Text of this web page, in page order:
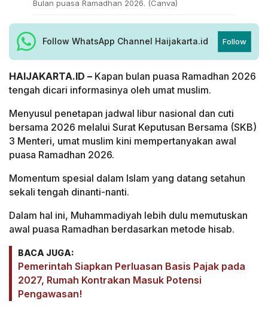
Bulan puasa Ramadhan 2026. (Canva)
Follow WhatsApp Channel Haijakarta.id Follow
HAIJAKARTA.ID – Kapan bulan puasa Ramadhan 2026
tengah dicari informasinya oleh umat muslim.
Menyusul penetapan jadwal libur nasional dan cuti
bersama 2026 melalui Surat Keputusan Bersama (SKB)
3 Menteri, umat muslim kini mempertanyakan awal
puasa Ramadhan 2026.
Momentum spesial dalam Islam yang datang setahun
sekali tengah dinanti-nanti.
Dalam hal ini, Muhammadiyah lebih dulu memutuskan
awal puasa Ramadhan berdasarkan metode hisab.
BACA JUGA:
Pemerintah Siapkan Perluasan Basis Pajak pada
2027, Rumah Kontrakan Masuk Potensi
Pengawasan!